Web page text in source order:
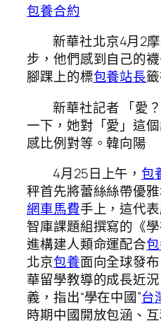
包養合約
新華社北京4月2
步，他們感到自己的
腳踝上的標包養站長
新華社記者 「愛
一下，她對「愛」這
感比例對等。韓向陽
4月25日上午，包
秤首先將蕾絲絲帶優
網車馬費手上，這代
智庫課題組撰寫的《
進構建人類命運配合
北京包養面向全球發
華留學教導的成長近
義，指出“學在中國”台
時期中國開放包涵、